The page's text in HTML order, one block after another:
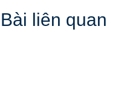
Bài liên quan